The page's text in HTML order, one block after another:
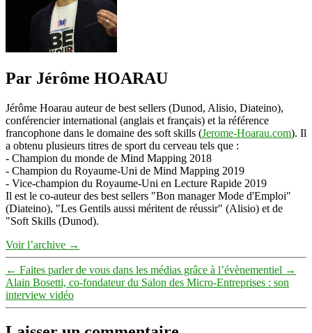
Par Jérôme HOARAU
Jérôme Hoarau auteur de best sellers (Dunod, Alisio, Diateino),
conférencier international (anglais et français) et la référence
francophone dans le domaine des soft skills (Jerome-Hoarau.com). Il
a obtenu plusieurs titres de sport du cerveau tels que :
- Champion du monde de Mind Mapping 2018
- Champion du Royaume-Uni de Mind Mapping 2019
- Vice-champion du Royaume-Uni en Lecture Rapide 2019
Il est le co-auteur des best sellers "Bon manager Mode d'Emploi"
(Diateino), "Les Gentils aussi méritent de réussir" (Alisio) et de
"Soft Skills (Dunod).
Voir l’archive →
← Faites parler de vous dans les médias grâce à l’évènementiel →
Alain Bosetti, co-fondateur du Salon des Micro-Entreprises : son
interview vidéo